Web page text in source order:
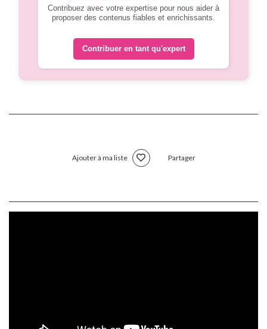
Contribuez avec votre expertise pour nous aider à
proposer des contenus fiables et enrichissants.
Contribuer en tant qu'expert
Ajouter à ma liste Partager